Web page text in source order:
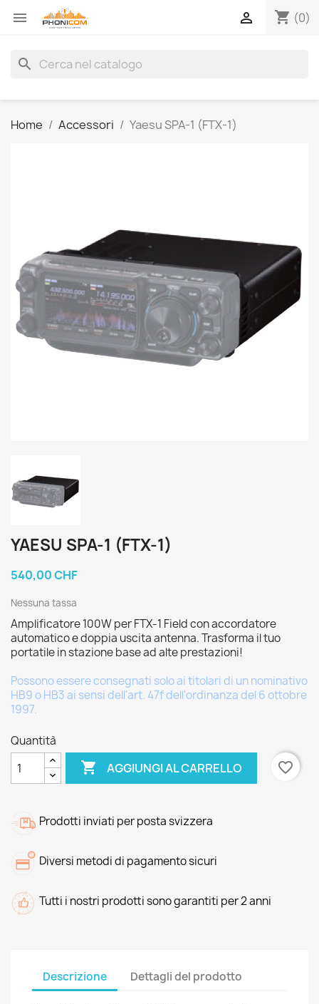
 shopping_cart (0)

search
Home Accessori Yaesu SPA-1 (FTX-1)
YAESU SPA-1 (FTX-1)
540,00 CHF
Nessuna tassa
Amplificatore 100W per FTX-1 Field con accordatore
automatico e doppia uscita antenna. Trasforma il tuo
portatile in stazione base ad alte prestazioni!
Possono essere consegnati solo ai titolari di un nominativo
HB9 o HB3 ai sensi dell'art. 47f dell'ordinanza del 6 ottobre
1997.
Quantità
 AGGIUNGI AL CARRELLO favorite_border
Prodotti inviati per posta svizzera
Diversi metodi di pagamento sicuri
Tutti i nostri prodotti sono garantiti per 2 anni
Descrizione Dettagli del prodotto